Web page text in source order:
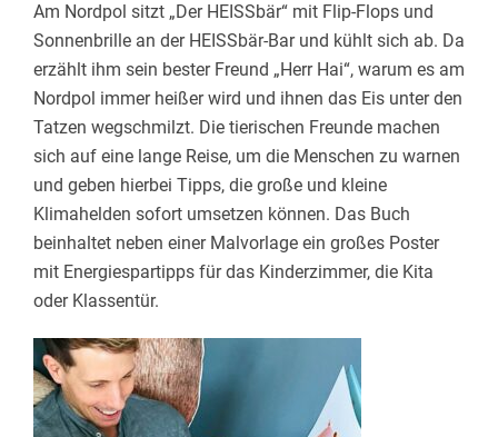
Am Nordpol sitzt „Der HEISSbär“ mit Flip-Flops und
Sonnenbrille an der HEISSbär-Bar und kühlt sich ab. Da
erzählt ihm sein bester Freund „Herr Hai“, warum es am
Nordpol immer heißer wird und ihnen das Eis unter den
Tatzen wegschmilzt. Die tierischen Freunde machen
sich auf eine lange Reise, um die Menschen zu warnen
und geben hierbei Tipps, die große und kleine
Klimahelden sofort umsetzen können. Das Buch
beinhaltet neben einer Malvorlage ein großes Poster
mit Energiespartipps für das Kinderzimmer, die Kita
oder Klassentür.